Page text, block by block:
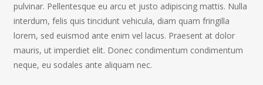
pulvinar. Pellentesque eu arcu et justo adipiscing mattis. Nulla
interdum, felis quis tincidunt vehicula, diam quam fringilla
lorem, sed euismod ante enim vel lacus. Praesent at dolor
mauris, ut imperdiet elit. Donec condimentum condimentum
neque, eu sodales ante aliquam nec.